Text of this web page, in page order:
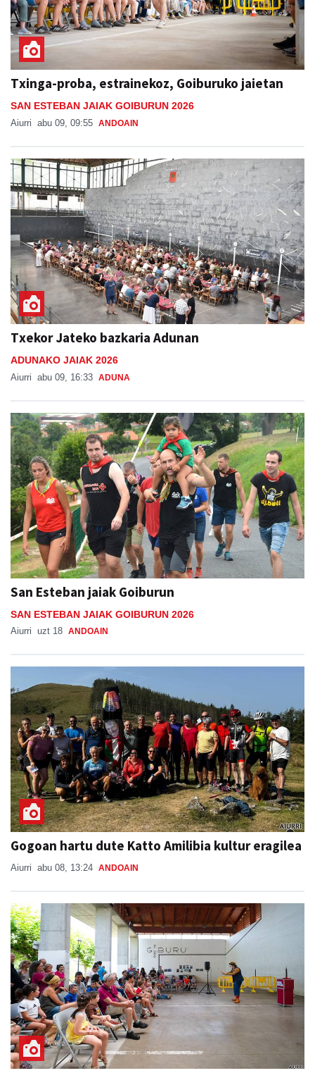
Txinga-proba, estrainekoz, Goiburuko jaietan
SAN ESTEBAN JAIAK GOIBURUN 2026
Aiurri abu 09, 09:55 ANDOAIN
Txekor Jateko bazkaria Adunan
ADUNAKO JAIAK 2026
Aiurri abu 09, 16:33 ADUNA
San Esteban jaiak Goiburun
SAN ESTEBAN JAIAK GOIBURUN 2026
Aiurri uzt 18 ANDOAIN
Gogoan hartu dute Katto Amilibia kultur eragilea
Aiurri abu 08, 13:24 ANDOAIN